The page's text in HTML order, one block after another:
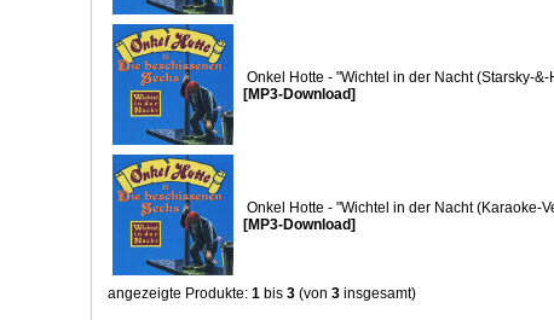
Onkel Hotte - "Wichtel in der Nacht (Starsky-
[MP3-Download]
Onkel Hotte - "Wichtel in der Nacht (Karaoke-
[MP3-Download]
angezeigte Produkte: 1 bis 3 (von 3 insgesamt)